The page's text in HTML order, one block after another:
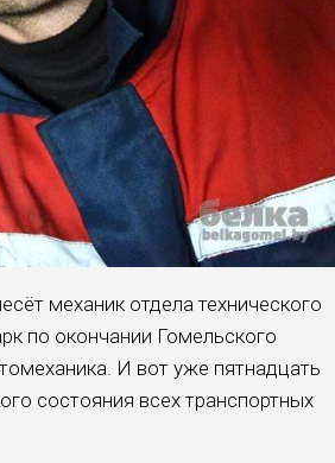
механик отдела технического
по окончании Гомельского
И вот уже пятнадцать
состояния всех транспорт­ных